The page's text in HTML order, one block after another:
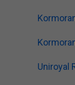
Uniroyal